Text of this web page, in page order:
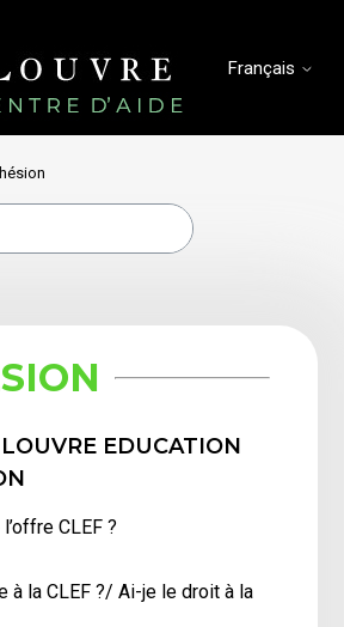
Français
EDUCATION
CLEF ?
à la CLEF ?/ Ai-je le droit à la